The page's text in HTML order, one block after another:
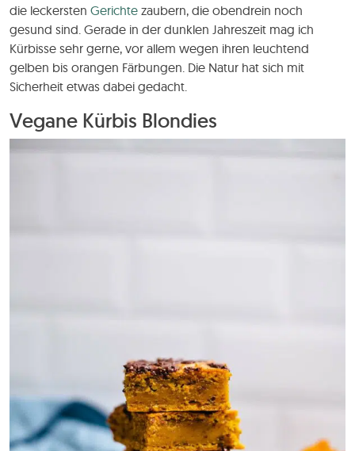
die leckersten Gerichte zaubern, die obendrein noch
gesund sind. Gerade in der dunklen Jahreszeit mag ich
Kürbisse sehr gerne, vor allem wegen ihren leuchtend
gelben bis orangen Färbungen. Die Natur hat sich mit
Sicherheit etwas dabei gedacht.
Vegane Kürbis Blondies